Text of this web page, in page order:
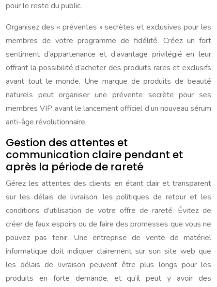
pour le reste du public.
Organisez des « préventes » secrètes et exclusives pour les
membres de votre programme de fidélité. Créez un fort
sentiment d’appartenance et d’avantage privilégié en leur
offrant la possibilité d’acheter des produits rares et exclusifs
avant tout le monde. Une marque de produits de beauté
naturels peut organiser une prévente secrète pour ses
membres VIP avant le lancement officiel d’un nouveau sérum
anti-âge révolutionnaire.
Gestion des attentes et
communication claire pendant et
après la période de rareté
Gérez les attentes des clients en étant clair et transparent
sur les délais de livraison, les politiques de retour et les
conditions d’utilisation de votre offre de rareté. Évitez de
créer de faux espoirs ou de faire des promesses que vous ne
pouvez pas tenir. Une entreprise de vente de matériel
informatique doit indiquer clairement sur son site web que
les délais de livraison peuvent être plus longs pour les
produits en forte demande, et qu’il peut y avoir des